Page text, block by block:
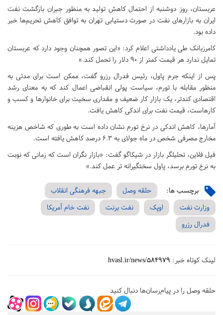
عربستان، روز دوشنبه از احتمال کاهش تولید به منظور جبران بازگشت نفت
ایران به بازارهای نفت در صورت دستیابی تهران به توافق کاهش تحریم‌ها خبر
داده بود.
کامرزبانک طی یادداشتی اعلام کرد: «این تصور همچنان وجود دارد که عربستان
تمایل ندارد هر قیمت کمتر از ۹۰ دلار را تحمل کند.»
پس از اینکه جرم پاول، رئیس فدرال رزرو گفت، ممکن است برای مدتی به
منظور مقابله با تورم، سیاست پولی انقباضی اعمال کند که به معنای رشد
اقتصادی کندتر، یک بازار کار ضعیف و مقداری سخیت برای خانوارها و کسب و
کارهاست، قیمت نفت برای اندکی کاهش یافت.
آمارها، کاهش اندکی در نرخ تورم نشان داده است به طوری که شاخص هزینه
مخارج مصرفی شخص در ماه جولای به ۶.۳ درصد کاهش یافته است.
فیل فلاین، تحلیلگر بازار در شیکاگو گفت: «بازار نگران است که زمانی که نوبت
به نرخ تورم برسد، پاول سختگیرانه تر عمل کند.»
برچسب ها: حلقه وصل
جبهه فرهنگی انقلاب
وزارت نفت
اوپک نفت برنت
نفت خام آمریکا
فدرال رزرو
لینک کوتاه خبر: hvasl.ir/news/584979
حلقه وصل را در پیام‌رسان‌ها دنبال کنید